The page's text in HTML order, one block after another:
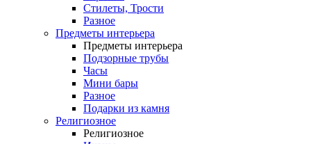
Стилеты, Трости
Разное
Предметы интерьера
Предметы интерьера
Подзорные трубы
Часы
Мини бары
Разное
Подарки из камня
Религиозное
Религиозное